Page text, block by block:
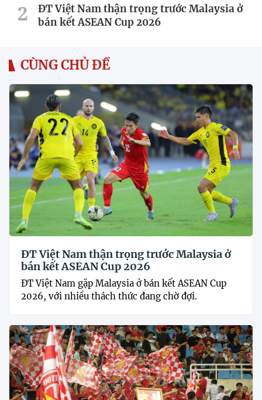
ĐT Việt Nam thận trọng trước Malaysia ở
bán kết ASEAN Cup 2026
CÙNG CHỦ ĐỀ
ĐT Việt Nam thận trọng trước Malaysia ở
bán kết ASEAN Cup 2026
ĐT Việt Nam gặp Malaysia ở bán kết ASEAN Cup
2026, với nhiều thách thức đang chờ đợi.